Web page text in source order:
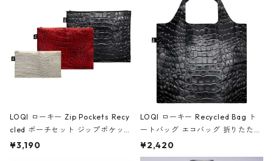
ア/クラウン ブラック
LOQI ローキー Zip Pockets Recy
cled ポーチセット ジップポケット
ファスナーポーチ 撥水加工 トラベ
¥3,190
LOQI ローキー Recycled Bag ト
ートバッグ エコバッグ 折りたたみ
大きめ 撥水加工 収納ポーチ CRO
CODILE/Black クロコダイル/ブラ
¥2,420